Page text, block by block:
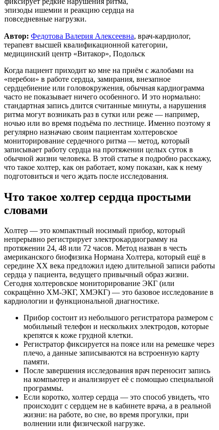
эпизоды ишемии и реакцию сердца на
повседневные нагрузки.
Автор: Федотова Валерия Алексеевна, врач-кардиолог,
терапевт высшей квалификационной категории,
медицинский центр «Витакор», Подольск
Когда пациент приходит ко мне на приём с жалобами на
«перебои» в работе сердца, замирания, внезапное
сердцебиение или головокружения, обычная кардиограмма
часто не показывает ничего особенного. И это нормально:
стандартная запись длится считанные минуты, а нарушения
ритма могут возникать раз в сутки или реже — например,
ночью или во время подъёма по лестнице. Именно поэтому я
регулярно назначаю своим пациентам холтеровское
мониторирование сердечного ритма — метод, который
записывает работу сердца на протяжении целых суток в
обычной жизни человека. В этой статье я подробно расскажу,
что такое холтер, как он работает, кому показан, как к нему
подготовиться и чего ждать после исследования.
Что такое холтер сердца простыми
словами
Холтер — это компактный носимый прибор, который
непрерывно регистрирует электрокардиограмму на
протяжении 24, 48 или 72 часов. Метод назван в честь
американского биофизика Нормана Холтера, который ещё в
середине XX века предложил идею длительной записи работы
сердца у пациента, ведущего привычный образ жизни.
Сегодня холтеровское мониторирование ЭКГ (или
сокращённо ХМ-ЭКГ, ХМЭКГ) — это базовое исследование в
кардиологии и функциональной диагностике.
Прибор состоит из небольшого регистратора размером с
мобильный телефон и нескольких электродов, которые
крепятся к коже грудной клетки.
Регистратор фиксируется на поясе или на ремешке через
плечо, а данные записываются на встроенную карту
памяти.
После завершения исследования врач переносит запись
на компьютер и анализирует её с помощью специальной
программы.
Если коротко, холтер сердца — это способ увидеть, что
происходит с сердцем не в кабинете врача, а в реальной
жизни: на работе, во сне, во время прогулки, при
волнении или физической нагрузке.